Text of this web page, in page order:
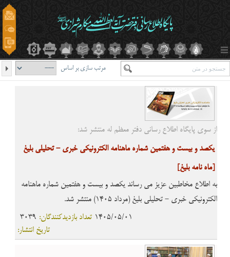
مرتب سازی بر اساس
از سوی پایگاه اطلاع رسانی دفتر معظم له منتشر شد:
یکصد و بیست و هفتمین شماره ماهنامه الکترونیکی خبری - تحلیلی بلیغ
[ماه نامه بلیغ]
به اطلاع مخاطبین عزیز می رساند یکصد و بیست و هفتمین شماره ماهنامه
الکترونیکی خبری - تحلیلی بلیغ (مرداد 1405) منتشر شد.
3039 تعداد بازدیدکنندگان: 1405/05/01
تاریخ انتشار: